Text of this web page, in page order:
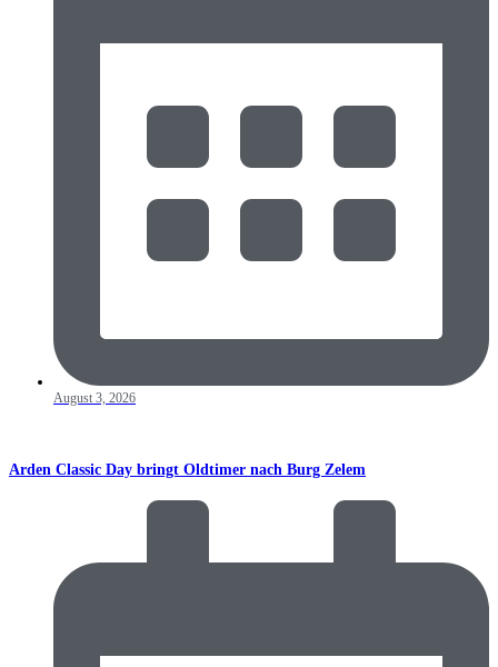
August 3, 2026
Arden Classic Day bringt Oldtimer nach Burg Zelem